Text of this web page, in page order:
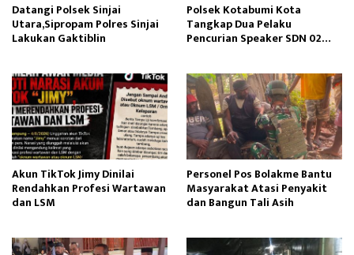
Datangi Polsek Sinjai
Utara,Sipropam Polres Sinjai
Lakukan Gaktiblin
Polsek Kotabumi Kota
Tangkap Dua Pelaku
Pencurian Speaker SDN 02
Akun TikTok Jimy Dinilai
Rendahkan Profesi Wartawan
dan LSM
Personel Pos Bolakme Bantu
Masyarakat Atasi Penyakit
dan Bangun Tali Asih